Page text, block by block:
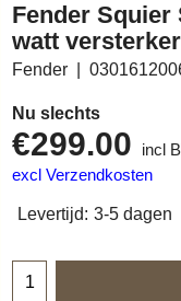
Fender Squier
watt versterker
Fender
Nu slechts
€299.00
incl
excl Verzendkosten
Levertijd: 3-5 dagen